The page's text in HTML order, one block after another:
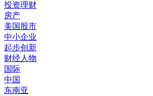
投资理财
房产
美国股市
中小企业
起步创新
财经人物
国际
中国
东南亚